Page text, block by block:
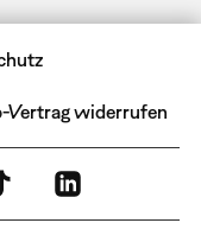
Vertrag widerrufen